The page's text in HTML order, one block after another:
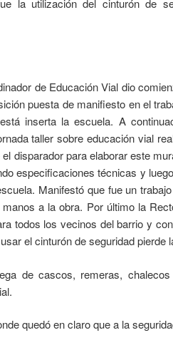
la utilización del cinturón de
de Educación Vial dio
puesta de manifiesto en el
inserta la escuela. A
taller sobre educación vial
disparador para elaborar este
especificaciones técnicas y
Manifestó que fue un
a la obra. Por último la
todos los vecinos del barrio y
el cinturón de seguridad
de cascos, remeras,
quedó en claro que a la